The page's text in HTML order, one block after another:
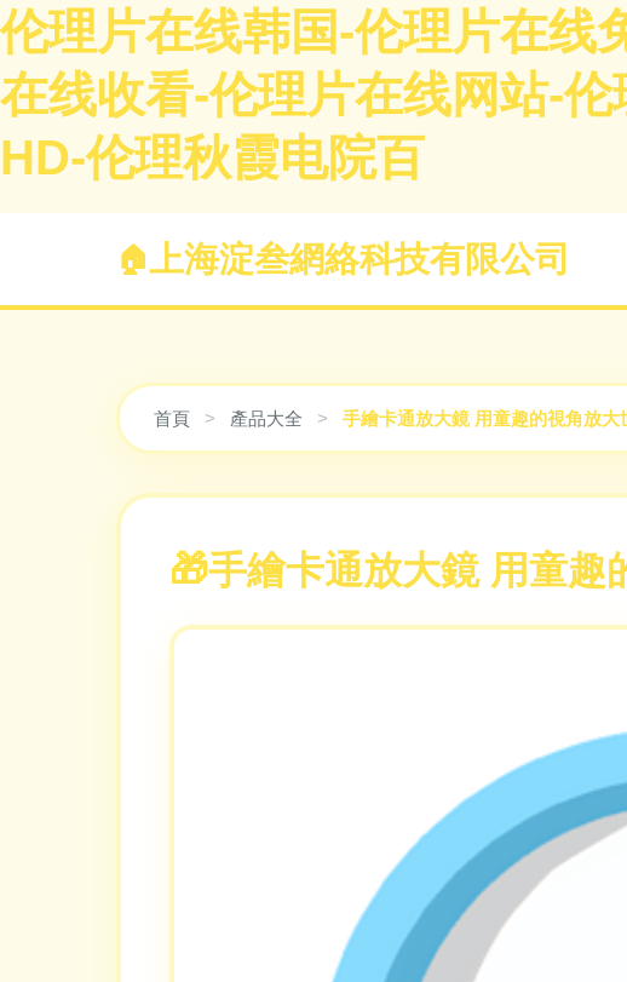
伦理片在线韩国-伦理片在线
在线收看-伦理片在线网站-
HD-伦理秋霞电院百
上海淀叁網絡科技有限公司
首頁 > 產品大全 > 手繪卡通放大鏡 用童趣的視角放大
手繪卡通放大鏡 用童趣